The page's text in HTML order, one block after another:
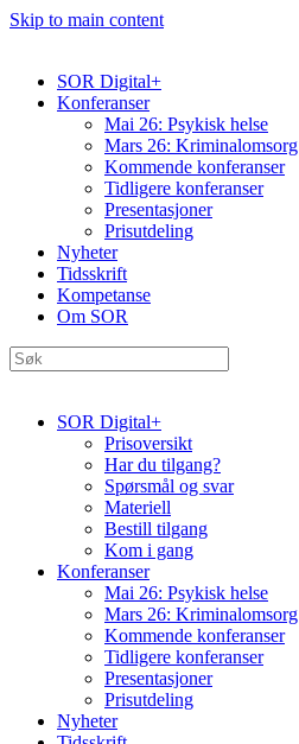
Skip to main content
SOR Digital+
Konferanser
Mai 26: Psykisk helse
Mars 26: Kriminal­omsorg
Kommende konferanser
Tidligere konferanser
Presentasjoner
Prisutdeling
Nyheter
Tidsskrift
Kompetanse
Om SOR
SOR Digital+
Prisoversikt
Har du tilgang?
Spørsmål og svar
Materiell
Bestill tilgang
Kom i gang
Konferanser
Mai 26: Psykisk helse
Mars 26: Kriminal­omsorg
Kommende konferanser
Tidligere konferanser
Presentasjoner
Prisutdeling
Nyheter